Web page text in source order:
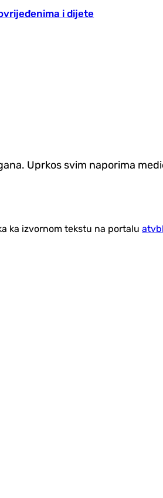
i dijete
Uprkos svim naporima
ka izvornom tekstu na portalu